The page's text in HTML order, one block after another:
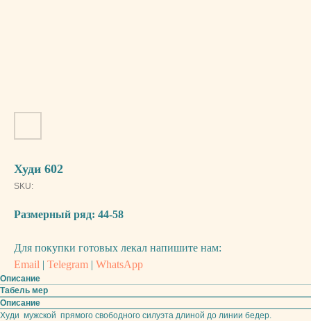
Худи 602
SKU:
Размерный ряд: 44-58
Для покупки готовых лекал напишите нам:
Email | Telegram | WhatsApp
Описание
Табель мер
Описание
Худи мужской прямого свободного силуэта длиной до линии бедер.